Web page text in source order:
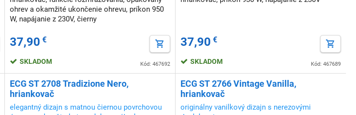
ohrev a okamžité ukončenie ohrevu, príkon 950
W, napájanie z 230V, čierny
37,90 €
Kód: 467692
SKLADOM
37,90 €
Kód: 467689
SKLADOM
ECG ST 2708 Tradizione Nero,
hriankovač
elegantný dizajn s matnou čiernou povrchovou
ECG ST 2766 Vintage Vanilla,
hriankovač
originálny vanilkový dizajn s nerezovými